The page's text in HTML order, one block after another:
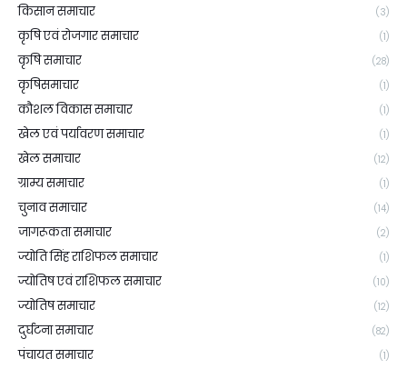
किसान समाचार (3)
कृषि एवं रोजगार समाचार (1)
कृषि समाचार (28)
कृषिसमाचार (1)
कौशल विकास समाचार (1)
खेल एवं पर्यावरण समाचार (1)
खेल समाचार (12)
ग्राम्य समाचार (1)
चुनाव समाचार (14)
जागरूकता समाचार (2)
ज्योति सिंह राशिफल समाचार (1)
ज्योतिष एवं राशिफल समाचार (10)
ज्योतिष समाचार (12)
दुर्घटना समाचार (82)
पंचायत समाचार (1)